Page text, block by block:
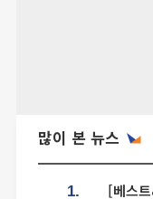
많이 본 뉴스
1. [베스